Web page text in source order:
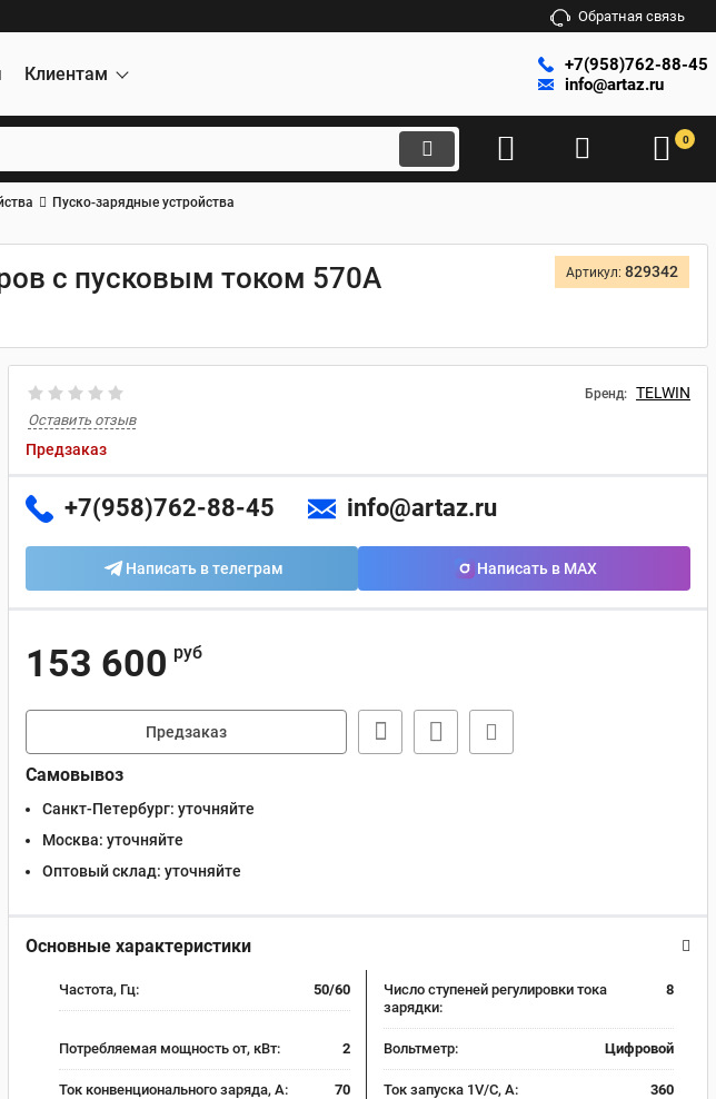
Обратная связь
Клиентам
+7(958)762-88-45
info@artaz.ru
0
Пуско-зарядные устройства
с пусковым током 570А
Артикул: 829342
Бренд: TELWIN
Оставить отзыв
Предзаказ
+7(958)762-88-45 info@artaz.ru
Написать в телеграм Написать в MAX
153 600 руб
Предзаказ
Самовывоз
Санкт-Петербург: уточняйте
Москва: уточняйте
Оптовый склад: уточняйте
Основные характеристики
Частота, Гц: 50/60
Число ступеней регулировки тока
зарядки:
8
Потребляемая мощность от, кВт: 2 Вольтметр: Цифровой
Ток конвенционального заряда, А: 70 Ток запуска 1V/C, А: 360